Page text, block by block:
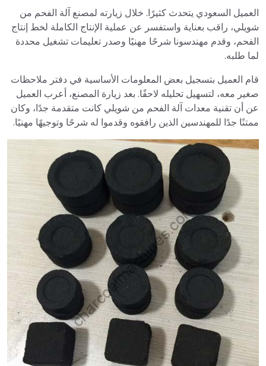
العميل السعودي يتحدث كثيرًا. خلال زيارته لمصنع آلة الفحم من
شويلي، راقب بعناية واستفسر عن عملية الإنتاج الكاملة لخط إنتاج
الفحم، وقدم مهندسونا شرحًا مهنيًا وصدر تعليمات تشغيل محددة
لما طلبه.
قام العميل بتسجيل بعض المعلومات الأساسية في دفتر ملاحظات
صغير معه، لتسهيل تحليله لاحقًا. بعد زيارة المصنع، أعرب العميل
عن أن تقنية معدات آلة الفحم من شويلي كانت متقدمة جدًا، وكان
ممتنًا جدًا للمهندسين الذين رافقوه وقدموا له شرحًا وتوجيهًا مهنيًا.